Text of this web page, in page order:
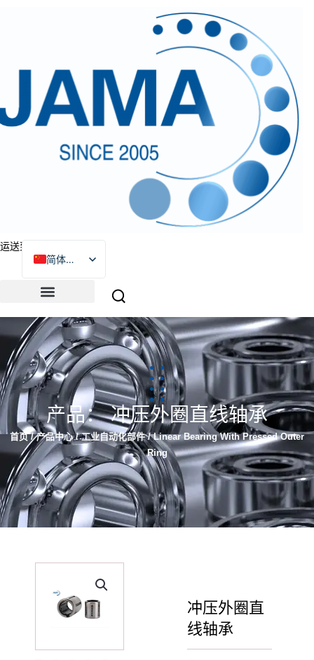
运送到
简体中文
English
Русский
Español
产品： 冲压外圈直线轴承
首页/产品中心/工业自动化部件/ Linear Bearing With Pressed Outer
Ring
冲压外圈直
线轴承